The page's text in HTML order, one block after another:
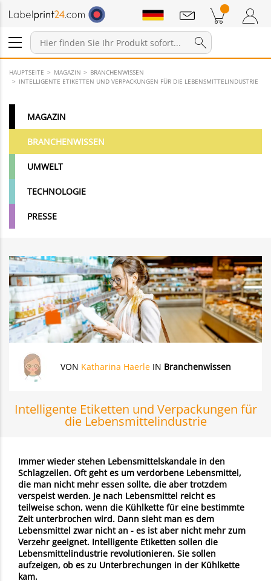
Anmelden / Registrieren
Warenkorb Zum Warenkorb
Mitteilungen
HAUPTSEITE MAGAZIN
BRANCHENWISSEN
INTELLIGENTE ETIKETTEN UND VERPACKUNGEN FÜR DIE LEBENSMITTELINDUSTRIE
MAGAZIN
BRANCHENWISSEN
UMWELT
TECHNOLOGIE
PRESSE
VON Katharina Haerle IN Branchenwissen
Intelligente Etiketten und Verpackungen für
die Lebensmittelindustrie
Immer wieder stehen Lebensmittelskandale in den
Schlagzeilen. Oft geht es um verdorbene Lebensmittel,
die man nicht mehr essen sollte, die aber trotzdem
verspeist werden. Je nach Lebensmittel reicht es
teilweise schon, wenn die Kühlkette für eine bestimmte
Zeit unterbrochen wird. Dann sieht man es dem
Lebensmittel zwar nicht an - es ist aber nicht mehr zum
Verzehr geeignet. Intelligente Etiketten sollen die
Lebensmittelindustrie revolutionieren. Sie sollen
aufzeigen, ob es zu Unterbrechungen in der Kühlkette
kam.